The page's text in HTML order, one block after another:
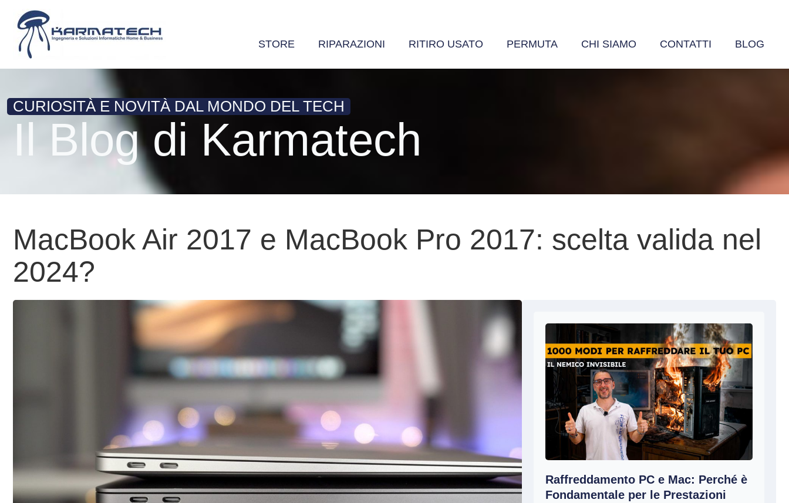
STORE RIPARAZIONI RITIRO USATO PERMUTA CHI SIAMO CONTATTI BLOG
CURIOSITÀ E NOVITÀ DAL MONDO DEL TECH
Il Blog di Karmatech
MacBook Air 2017 e MacBook Pro 2017: scelta valida nel
2024?
Raffreddamento PC e Mac: Perché è
Fondamentale per le Prestazioni